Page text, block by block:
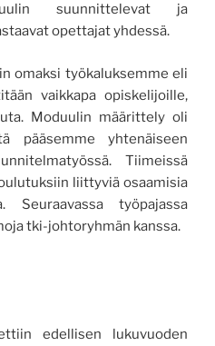
suunnittelevat ja
opettajat yhdessä.
omaksi työkaluksemme eli
vaikkapa opiskelijoille,
Moduulin määrittely oli
pääsemme yhtenäiseen
Tiimeissä
liittyviä osaamisia
Seuraavassa työpajassa
tki-johtoryhmän kanssa.
edellisen lukuvuoden